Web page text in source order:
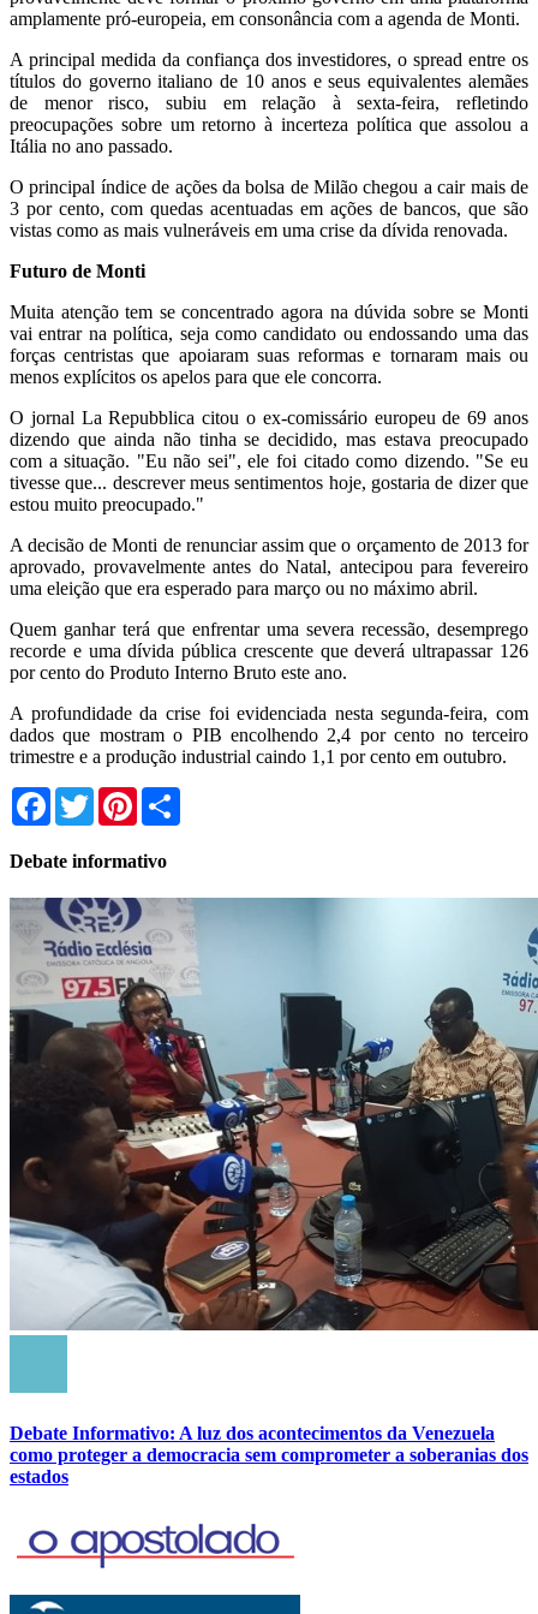
amplamente pró-europeia, em consonância com a agenda de Monti.
A principal medida da confiança dos investidores, o spread entre os
títulos do governo italiano de 10 anos e seus equivalentes alemães
de menor risco, subiu em relação à sexta-feira, refletindo
preocupações sobre um retorno à incerteza política que assolou a
Itália no ano passado.
O principal índice de ações da bolsa de Milão chegou a cair mais de
3 por cento, com quedas acentuadas em ações de bancos, que são
vistas como as mais vulneráveis em uma crise da dívida renovada.
Futuro de Monti
Muita atenção tem se concentrado agora na dúvida sobre se Monti
vai entrar na política, seja como candidato ou endossando uma das
forças centristas que apoiaram suas reformas e tornaram mais ou
menos explícitos os apelos para que ele concorra.
O jornal La Repubblica citou o ex-comissário europeu de 69 anos
dizendo que ainda não tinha se decidido, mas estava preocupado
com a situação. "Eu não sei", ele foi citado como dizendo. "Se eu
tivesse que... descrever meus sentimentos hoje, gostaria de dizer que
estou muito preocupado."
A decisão de Monti de renunciar assim que o orçamento de 2013 for
aprovado, provavelmente antes do Natal, antecipou para fevereiro
uma eleição que era esperado para março ou no máximo abril.
Quem ganhar terá que enfrentar uma severa recessão, desemprego
recorde e uma dívida pública crescente que deverá ultrapassar 126
por cento do Produto Interno Bruto este ano.
A profundidade da crise foi evidenciada nesta segunda-feira, com
dados que mostram o PIB encolhendo 2,4 por cento no terceiro
trimestre e a produção industrial caindo 1,1 por cento em outubro.
Facebook
TwitterPinterest
Debate informativo
Debate Informativo: A luz dos acontecimentos da Venezuela
como proteger a democracia sem comprometer a soberanias dos
estados